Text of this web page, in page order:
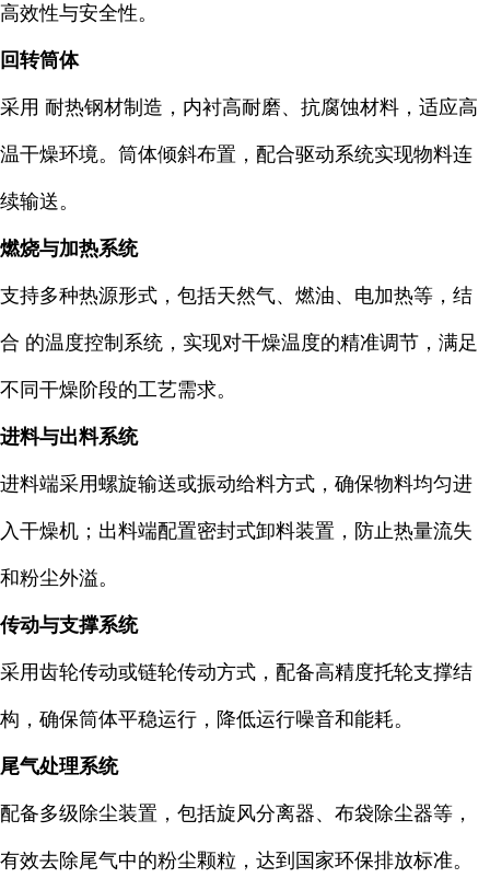
高效性与安全性。
回转筒体
采用 耐热钢材制造，内衬高耐磨、抗腐蚀材料，适应高
温干燥环境。筒体倾斜布置，配合驱动系统实现物料连
续输送。
燃烧与加热系统
支持多种热源形式，包括天然气、燃油、电加热等，结
合 的温度控制系统，实现对干燥温度的精准调节，满足
不同干燥阶段的工艺需求。
进料与出料系统
进料端采用螺旋输送或振动给料方式，确保物料均匀进
入干燥机；出料端配置密封式卸料装置，防止热量流失
和粉尘外溢。
传动与支撑系统
采用齿轮传动或链轮传动方式，配备高精度托轮支撑结
构，确保筒体平稳运行，降低运行噪音和能耗。
尾气处理系统
配备多级除尘装置，包括旋风分离器、布袋除尘器等，
有效去除尾气中的粉尘颗粒，达到国家环保排放标准。